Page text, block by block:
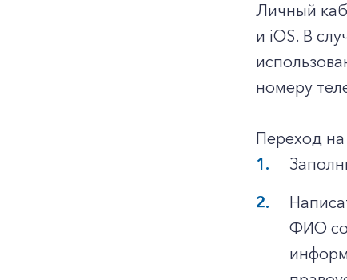
Личный
и iOS. В
номеру
Переход
ФИО